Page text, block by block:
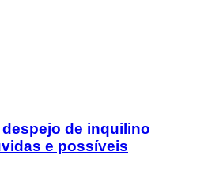
de inquilino
e possíveis